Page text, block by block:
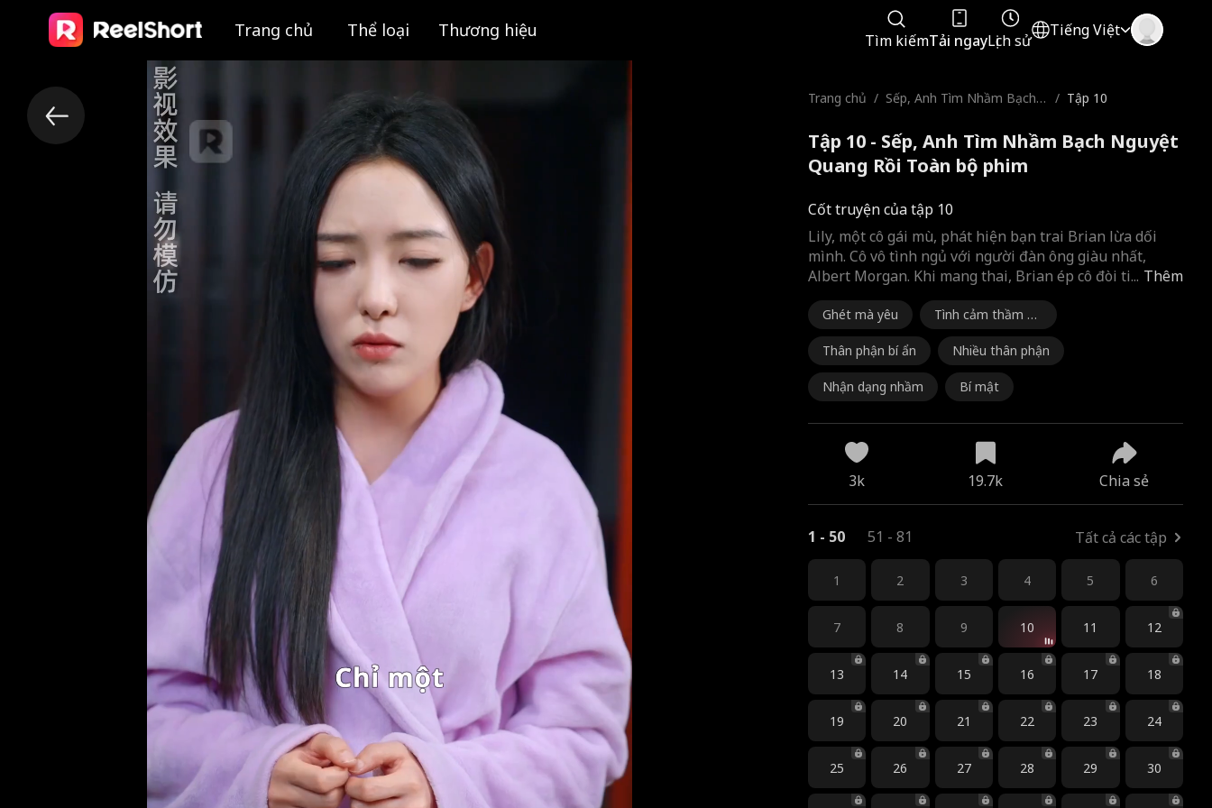
Trang chủ Thể loại Thương hiệu Tìm kiếmTải ngayLịch sử
Tiếng Việt
Trang chủ / Sếp, Anh Tìm Nhầm Bạch
/ Tập 10
Tập 10 - Sếp, Anh Tìm Nhầm Bạch Nguyệt
Quang Rồi Toàn bộ phim
Cốt truyện của tập 10
Thêm
Lily, một cô gái mù, phát hiện bạn trai Brian lừa dối
mình. Cô vô tình ngủ với người đàn ông giàu nhất,
Albert Morgan. Khi mang thai, Brian ép cô đòi ti...
Ghét mà yêu
Tình cảm thầm kí
n
Thân phận bí ẩn Nhiều thân phận
Nhận dạng nhầm Bí mật
3k 19.7k Chia sẻ
1 - 50 51 - 81 Tất cả các tập
1 2 3 4 5 6
7 8 9 10 11 12
13 14 15 16 17 18
19 20 21 22 23 24
25 26 27 28 29 30